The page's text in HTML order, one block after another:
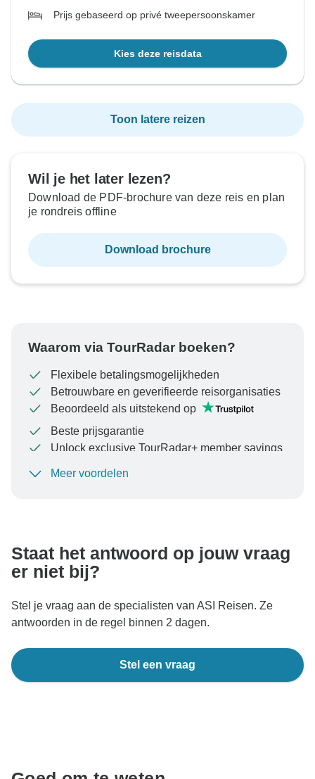
Prijs gebaseerd op privé tweepersoonskamer
Kies deze reisdata
Toon latere reizen
Wil je het later lezen?
Download de PDF-brochure van deze reis en plan
je rondreis offline
Download brochure
Waarom via TourRadar boeken?
Flexibele betalingsmogelijkheden
Betrouwbare en geverifieerde reisorganisaties
Beoordeeld als uitstekend op
Beste prijsgarantie
Unlock exclusive TourRadar+ member savings
Om uw betaling te beschermen en ervoor te zorgen
Meer voordelen
Staat het antwoord op jouw vraag
er niet bij?
Stel je vraag aan de specialisten van ASI Reisen. Ze
antwoorden in de regel binnen 2 dagen.
Stel een vraag